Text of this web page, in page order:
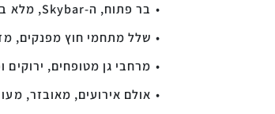
בר פתוח, ה-Skybar, מלא בסטייל וכיף, עם המשקאות הטובים ביותר ואווירה קסומה של בר בכפר נופש אקזוטי וטרופי.
שלל מתחמי חוץ מפנקים,
מרחבי גן מטופחים, ירוקים
אולם אירועים, מאובזר,